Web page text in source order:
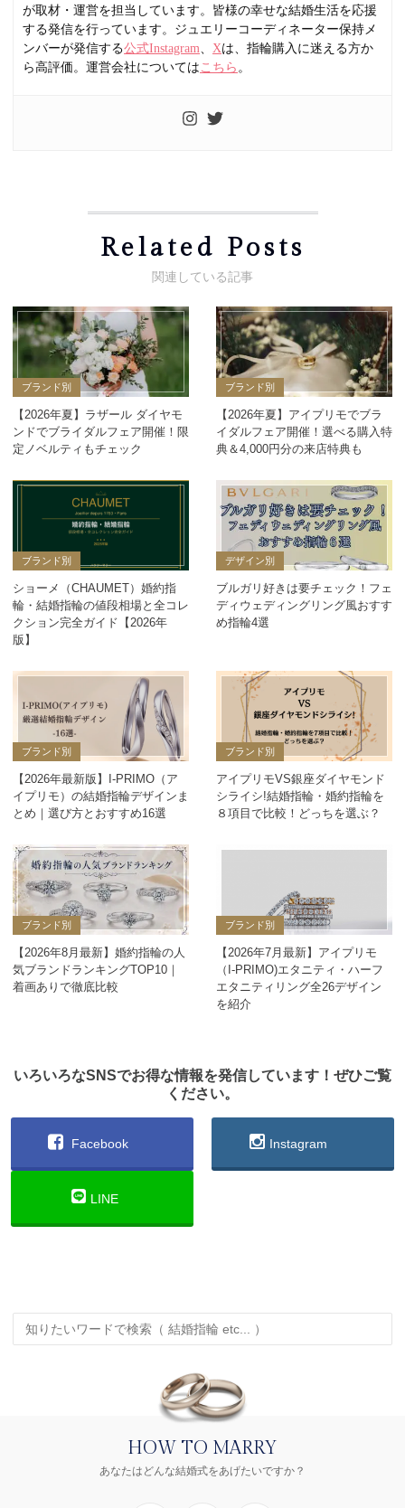
が取材・運営を担当しています。皆様の幸せな結婚生活を応援
する発信を行っています。ジュエリーコーディネーター保持メ
ンバーが発信する公式Instagram、 Xは、指輪購入に迷える方か
ら高評価。運営会社については こちら 。
Related Posts
ブランド別
【2026年夏】ラザール ダイヤモ
ンドでブライダルフェア開催！限
定ノベルティもチェック
ブランド別
【2026年夏】アイプリモでブラ
イダルフェア開催！選べる購入特
典＆4,000円分の来店特典も
ブランド別
ショーメ（CHAUMET）婚約指
輪・結婚指輪の値段相場と全コレ
クション完全ガイド【2026年
版】
デザイン別
ブルガリ好きは要チェック！フェ
ディウェディングリング風おすす
め指輪4選
ブランド別
【2026年最新版】I-PRIMO（ア
イプリモ）の結婚指輪デザインま
とめ｜選び方とおすすめ16選
ブランド別
アイプリモVS銀座ダイヤモンド
シライシ!結婚指輪・婚約指輪を
８項目で比較！どっちを選ぶ？
ブランド別
【2026年8月最新】婚約指輪の人
気ブランドランキングTOP10｜
着画ありで徹底比較
ブランド別
【2026年7月最新】アイプリモ
（I-PRIMO)エタニティ・ハーフ
エタニティリング全26デザイン
を紹介
いろいろなSNSでお得な情報を発信しています！ぜひご覧
ください。
Facebook Instagram
LINE
HOW TO MARRY
あなたはどんな結婚式をあげたいですか？